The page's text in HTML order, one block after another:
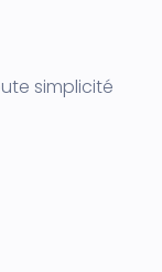
simplicité